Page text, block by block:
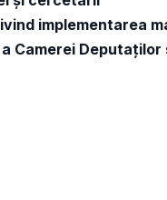
implementarea
Camerei Deputaților